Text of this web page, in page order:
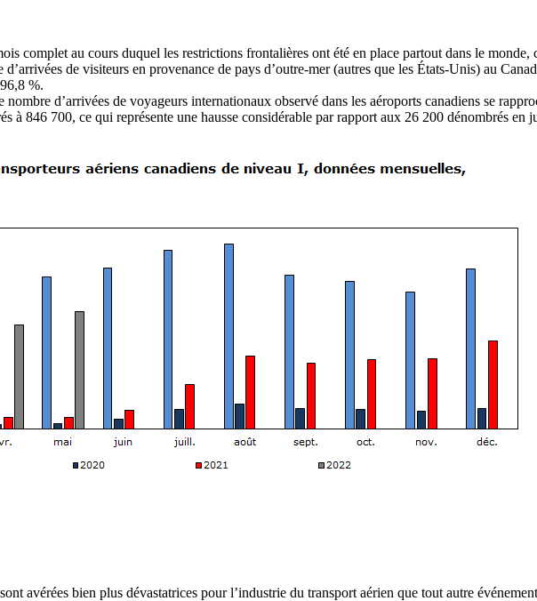
complet au cours duquel les restrictions frontalières ont été en place partout dans le
de visiteurs en provenance de pays d’outre-mer (autres que les États-Unis) au
%.
d’arrivées de voyageurs internationaux observé dans les aéroports canadiens se
à 846 700, ce qui représente une hausse considérable par rapport aux 26 200 dénombrés en
avérées bien plus dévastatrices pour l’industrie du transport aérien que tout autre